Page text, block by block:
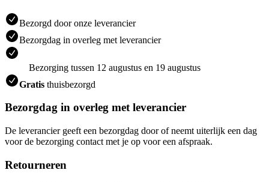
Bezorgd door onze leverancier
Bezorgdag in overleg met leverancier
Bezorging tussen 12 augustus en 19 augustus
Gratis thuisbezorgd
Bezorgdag in overleg met leverancier
De leverancier geeft een bezorgdag door of neemt uiterlijk een dag
voor de bezorging contact met je op voor een afspraak.
Retourneren